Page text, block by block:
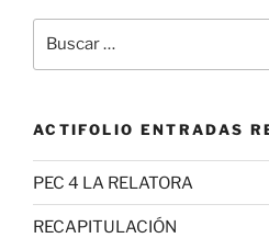
por:
ACTIFOLIO ENTRADAS
PEC 4 LA RELATORA
RECAPITULACIÓN